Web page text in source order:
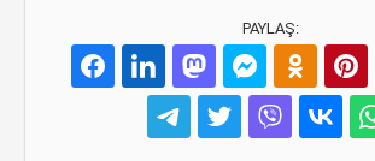
PAYLAŞ: